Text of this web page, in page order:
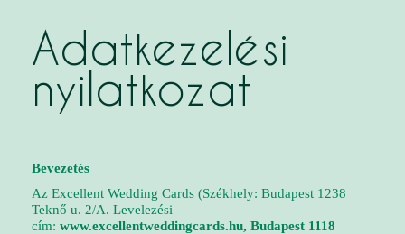
Adatkezelési
nyilatkozat
Bevezetés
Az Excellent Wedding Cards (Székhely: Budapest 1238
Teknő u. 2/A. Levelezési
cím: www.excellentweddingcards.hu, Budapest 1118